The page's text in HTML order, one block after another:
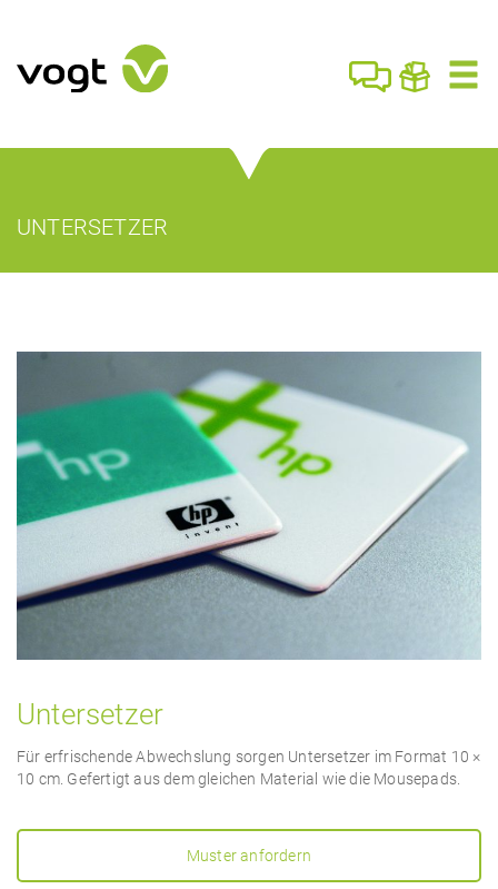
UNTERSETZER
Untersetzer
Für erfrischende Abwechslung sorgen Untersetzer im Format 10 ×
10 cm. Gefertigt aus dem gleichen Material wie die Mousepads.
Muster anfordern